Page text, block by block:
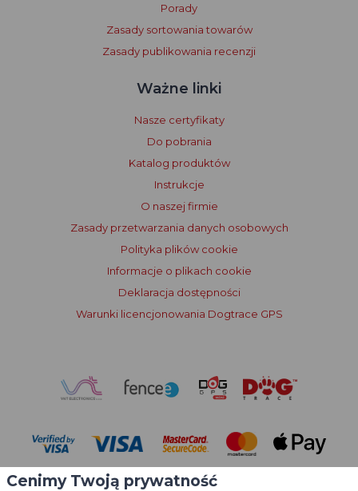
Porady
Zasady sortowania towarów
Zasady publikowania recenzji
Ważne linki
Nasze certyfikaty
Do pobrania
Katalog produktów
Instrukcje
O naszej firmie
Zasady przetwarzania danych osobowych
Polityka plików cookie
Informacje o plikach cookie
Deklaracja dostępności
Warunki licencjonowania Dogtrace GPS
Cenimy Twoją prywatność